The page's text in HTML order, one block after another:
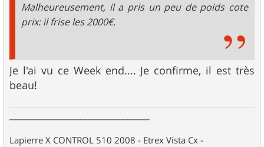
Malheureusement, il a pris un peu de poids cote
prix: il frise les 2000€.
Je l'ai vu ce Week end.... Je confirme, il est très
beau!
Lapierre X CONTROL 510 2008 - Etrex Vista Cx -